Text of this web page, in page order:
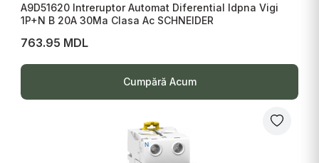
A9D51620 Intreruptor Automat Diferential Idpna Vigi
1P+N B 20A 30Ma Clasa Ac SCHNEIDER
763.95 MDL
Cumpără Acum